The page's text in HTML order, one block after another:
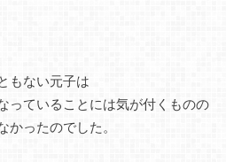
もない元子は
っていることには気が付くものの
かったのでした。